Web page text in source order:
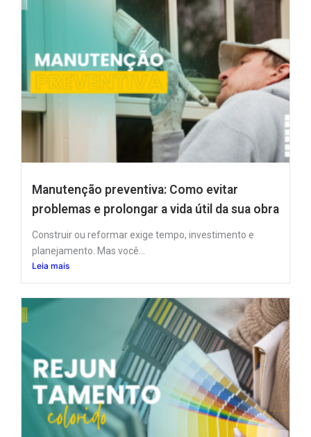
Manutenção preventiva: Como evitar
problemas e prolongar a vida útil da sua obra
Construir ou reformar exige tempo, investimento e
planejamento. Mas você...
Leia mais